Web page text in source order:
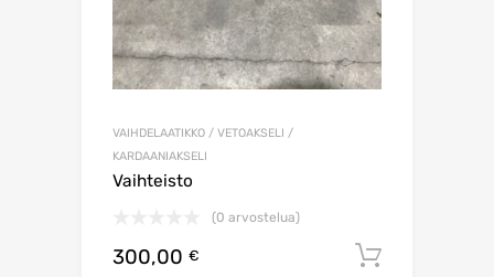
VAIHDELAATIKKO / VETOAKSELI /
KARDAANIAKSELI
Vaihteisto
(0 arvostelua)
300,00 €